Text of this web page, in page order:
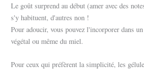
Le goût surprend au début (amer avec des
s'y habituent, d'autres non !
Pour adoucir, vous pouvez l'incorporer dans
végétal ou même du miel.
Pour ceux qui préfèrent la simplicité, les